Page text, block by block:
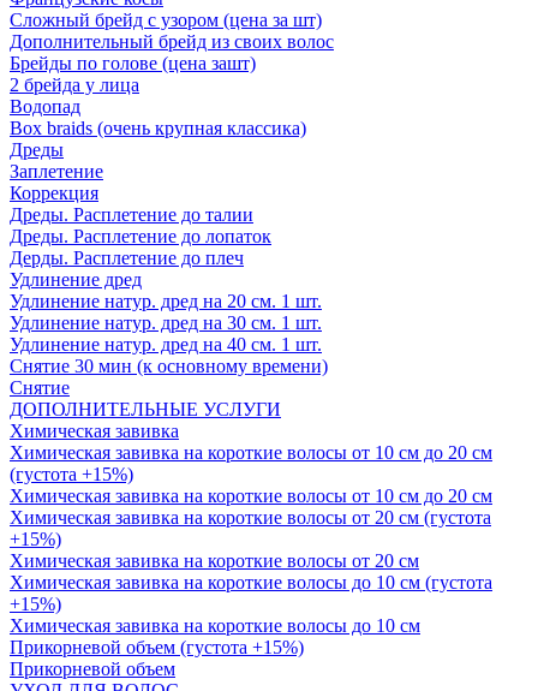
Сложный брейд с узором (цена за шт)
Дополнительный брейд из своих волос
Брейды по голове (цена зашт)
2 брейда у лица
Водопад
Box braids (очень крупная классика)
Дреды
Заплетение
Коррекция
Дреды. Расплетение до талии
Дреды. Расплетение до лопаток
Дерды. Расплетение до плеч
Удлинение дред
Удлинение натур. дред на 20 см. 1 шт.
Удлинение натур. дред на 30 см. 1 шт.
Удлинение натур. дред на 40 см. 1 шт.
Снятие 30 мин (к основному времени)
Снятие
ДОПОЛНИТЕЛЬНЫЕ УСЛУГИ
Химическая завивка
Химическая завивка на короткие волосы от 10 см до 20 см
(густота +15%)
Химическая завивка на короткие волосы от 10 см до 20 см
Химическая завивка на короткие волосы от 20 см (густота
+15%)
Химическая завивка на короткие волосы от 20 см
Химическая завивка на короткие волосы до 10 см (густота
+15%)
Химическая завивка на короткие волосы до 10 см
Прикорневой объем (густота +15%)
Прикорневой объем